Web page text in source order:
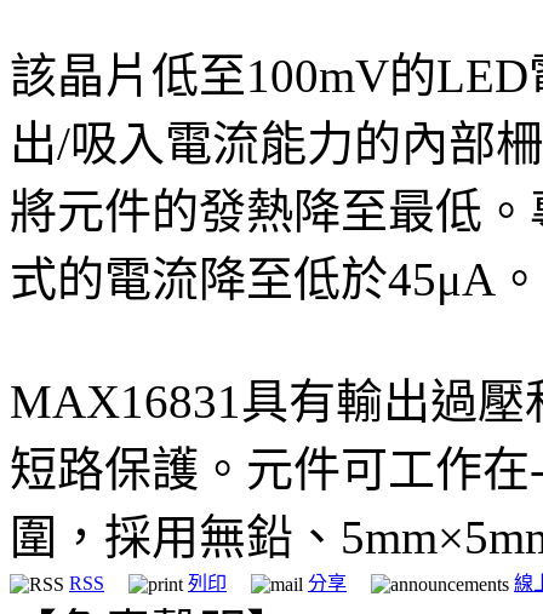
該晶片低至100mV的
出/吸入電流能力的內部
將元件的發熱降至最低
式的電流降至低於45μA。
MAX16831具有輸出過
短路保護。元件可工作
圍，採用無鉛、
RSS 列印 分享 線